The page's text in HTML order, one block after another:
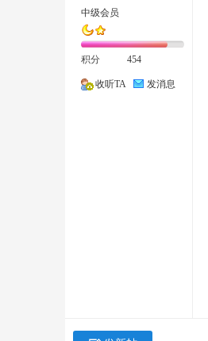
中级会员
积分 454
收听TA 发消息